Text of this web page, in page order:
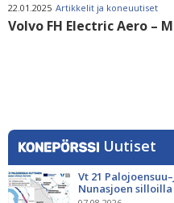
22.01.2025 Artikkelit ja koneuutiset
Volvo FH Electric Aero –
Uutiset
Vt 21
Nunasjoen silloilla